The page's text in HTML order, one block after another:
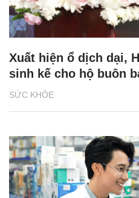
SỨC KHỎE
Xuất hiện ổ dịch dại,
sinh kế cho hộ buôn